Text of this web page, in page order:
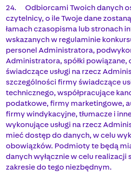
24. Odbiorcami Twoich danych
czytelnicy, o ile Twoje dane
łamach czasopisma lub stronach
wskazanych w regulaminie
personel Administratora,
Administratora, spółki
świadczące usługi na rzecz
szczególności firmy świadczące
technicznego, współpracujące
podatkowe, firmy marketingowe,
firmy windykacyjne, tłumacze i
wykonujące usługi na rzecz
mieć dostęp do danych, w celu
obowiązków. Podmioty te będą
danych wyłącznie w celu realizacji
zakresie do tego niezbędnym.